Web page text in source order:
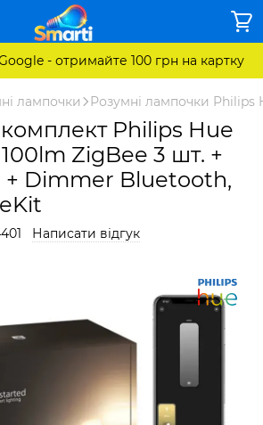
- отримайте 100 грн на картку
лампочки Розумні лампочки Philips
Philips Hue
ZigBee 3 шт. +
+ Dimmer Bluetooth,
Написати відгук